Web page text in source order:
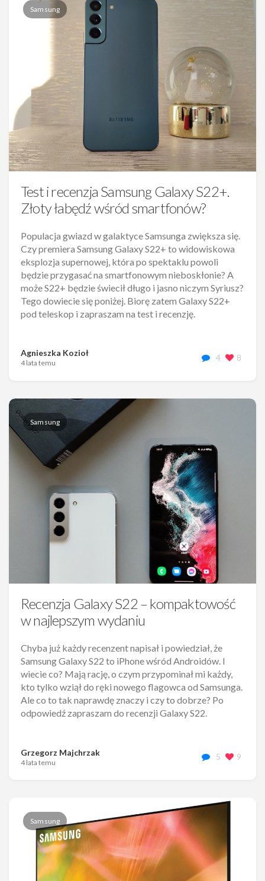
Samsung
Test i recenzja Samsung Galaxy S22+.
Złoty łabędź wśród smartfonów?
Populacja gwiazd w galaktyce Samsunga zwiększa się.
Czy premiera Samsung Galaxy S22+ to widowiskowa
eksplozja supernowej, która po spektaklu powoli
będzie przygasać na smartfonowym nieboskłonie? A
może S22+ będzie świecił długo i jasno niczym Syriusz?
Tego dowiecie się poniżej. Biorę zatem Galaxy S22+
pod teleskop i zapraszam na test i recenzję.
Agnieszka Kozioł
4 lata temu
4 8
Samsung
Recenzja Galaxy S22 – kompaktowość
w najlepszym wydaniu
Chyba już każdy recenzent napisał i powiedział, że
Samsung Galaxy S22 to iPhone wśród Androidów. I
wiecie co? Mają rację, o czym przypominał mi każdy,
kto tylko wziął do ręki nowego flagowca od Samsunga.
Ale co to tak naprawdę znaczy i czy to dobrze? Po
odpowiedź zapraszam do recenzji Galaxy S22.
Grzegorz Majchrzak
4 lata temu
5 9
Samsung